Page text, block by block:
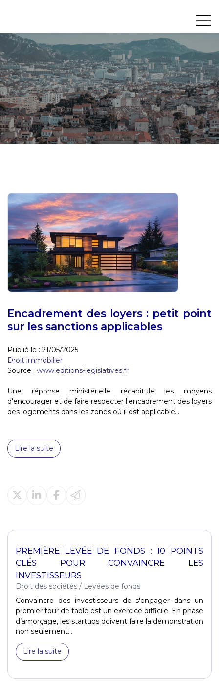
Encadrement des loyers : petit point
sur les sanctions applicables
Publié le : 21/05/2025
Droit immobilier
Source : www.editions-legislatives.fr
Une réponse ministérielle récapitule les moyens
d'encourager et de faire respecter l'encadrement des loyers
des logements dans les zones où il est applicable...
Lire la suite
PREMIÈRE LEVÉE DE FONDS : 10 POINTS
CLÉS POUR CONVAINCRE LES
INVESTISSEURS
Droit des sociétés / Levées de fonds
Convaincre des investisseurs de s'engager dans un
premier tour de table est un exercice difficile. En phase
d’amorçage, les startups doivent faire la démonstration
non seulement...
Lire la suite